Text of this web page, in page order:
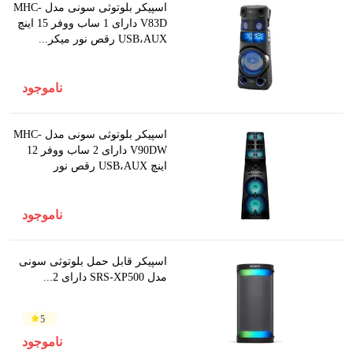
اسپیکر بلوتوثی سونی مدل MHC-
V83D دارای 1 ساب ووفر 15 اینچ
USB،AUX رقص نور میکر...
ناموجود
اسپیکر بلوتوثی سونی مدل MHC-
V90DW دارای 2 ساب ووفر 12
اینچ USB،AUX رقص نور
ناموجود
اسپیکر قابل حمل بلوتوثی سونی
مدل SRS-XP500 دارای 2...
5
ناموجود